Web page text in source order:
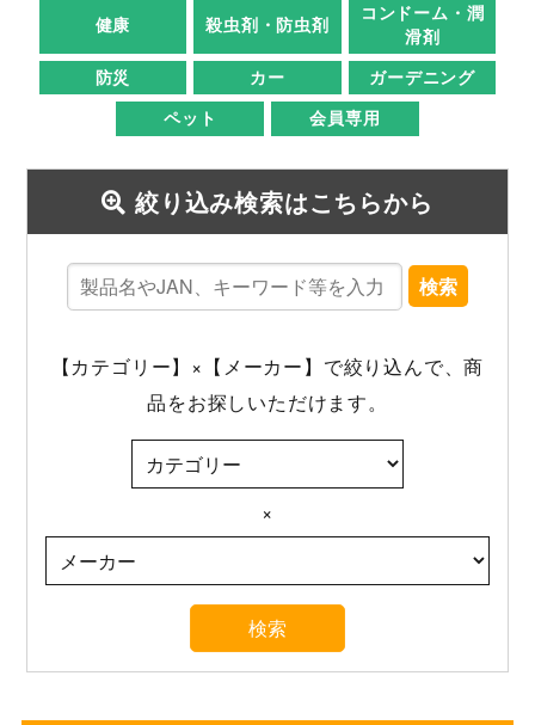
健康 殺虫剤・防虫剤
コンドーム・潤
滑剤
防災
カー
ガーデニング
ペット
会員専用
絞り込み検索はこちらから
検索
【カテゴリー】×【メーカー】で絞り込んで、商
品をお探しいただけます。
×